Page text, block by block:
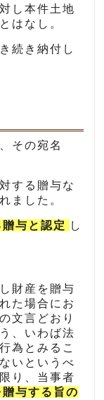
し本件土地
はなし。
続き納付し
その宛名
する贈与な
ました。
与と認定
し
財産を贈与
た場合にお
文言どおり
、いわば法
為とみるこ
いというべ
り、当事者
与する旨の